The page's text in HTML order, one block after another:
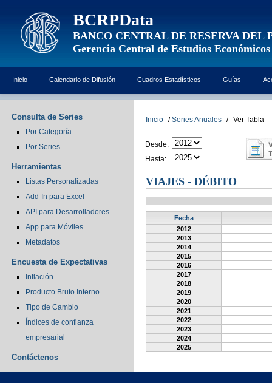
BCRPData
BANCO CENTRAL DE RESERVA DEL
Gerencia Central de Estudios Económicos
Inicio Calendario de Difusión Cuadros Estadísticos Guías
Consulta de Series
Por Categoría
Por Series
Herramientas
Listas Personalizadas
Add-In para Excel
API para Desarrolladores
App para Móviles
Metadatos
Encuesta de Expectativas
Inflación
Producto Bruto Interno
Tipo de Cambio
Índices de confianza
empresarial
Contáctenos
Inicio / Series Anuales / Ver Tabla
Desde:
Hasta:
VIAJES - DÉBITO
Fecha
2012
2013
2014
2015
2016
2017
2018
2019
2020
2021
2022
2023
2024
2025